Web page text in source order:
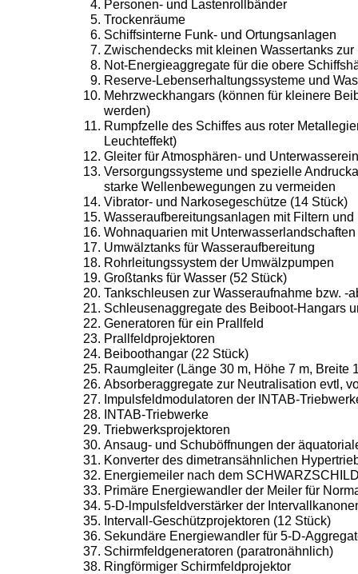
Personen- und Lastenrollbänder
Trockenräume
Schiffsinterne Funk- und Ortungsanlagen
Zwischendecks mit kleinen Wassertanks
Not-Energieaggregate für die obere
Reserve-Lebenserhaltungssysteme und
Mehrzweckhangars (können für kleinere
werden)
Rumpfzelle des Schiffes aus roter
Leuchteffekt)
Gleiter für Atmosphären- und
Versorgungssysteme und spezielle
starke Wellenbewegungen zu vermeiden
Vibrator- und Narkosegeschütze (14 Stück)
Wasseraufbereitungsanlagen mit Filtern
Wohnaquarien mit
Umwälztanks für Wasseraufbereitung
Rohrleitungssystem der Umwälzpumpen
Großtanks für Wasser (52 Stück)
Tankschleusen zur Wasseraufnahme bzw. -
Schleusenaggregate des Beiboot-Hangars
Generatoren für ein Prallfeld
Prallfeldprojektoren
Beiboothangar (22 Stück)
Raumgleiter (Länge 30 m, Höhe 7 m, Breite
Absorberaggregate zur Neutralisation evtl,
Impulsfeldmodulatoren der INTAB-
INTAB-Triebwerke
Triebwerksprojektoren
Ansaug- und Schuböffnungen der
Konverter des dimetransähnlichen
Energiemeiler nach dem
Primäre Energiewandler der Meiler für
5-D-lmpulsfeldverstärker der
Intervall-Geschützprojektoren (12 Stück)
Sekundäre Energiewandler für 5-D-
Schirmfeldgeneratoren (paratronähnlich)
Ringförmiger Schirmfeldprojektor